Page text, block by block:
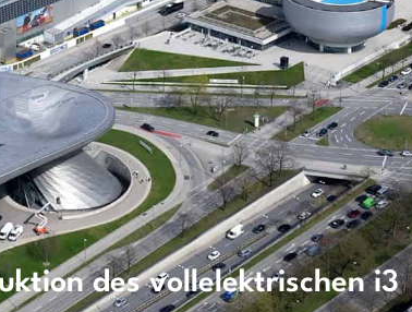
des vollelektrischen i3